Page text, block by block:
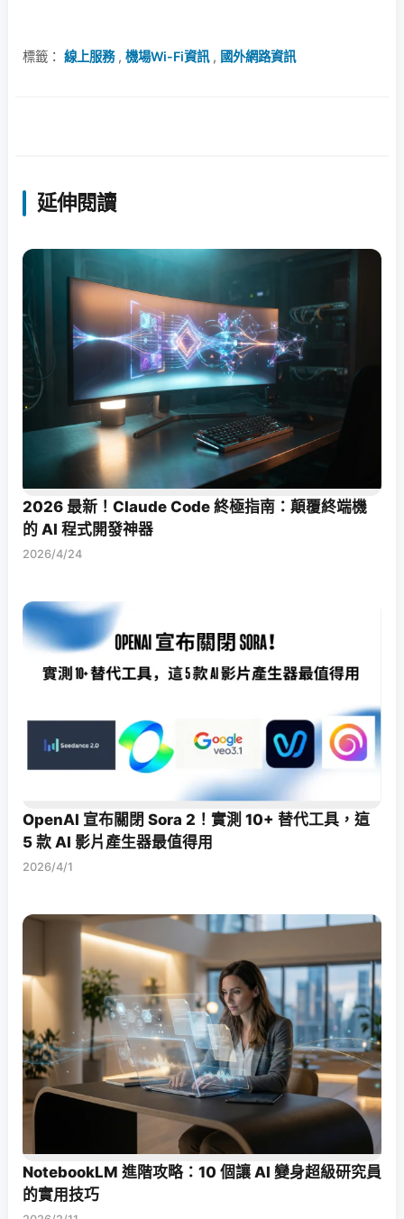
標籤： 線上服務, 機場Wi-Fi資訊, 國外網路資訊
延伸閱讀
2026 最新！Claude Code 終極指南：顛覆終端機
的 AI 程式開發神器
2026/4/24
OpenAI 宣布關閉 Sora 2！實測 10+ 替代工具，這
5 款 AI 影片產生器最值得用
2026/4/1
NotebookLM 進階攻略：10 個讓 AI 變身超級研究員
的實用技巧